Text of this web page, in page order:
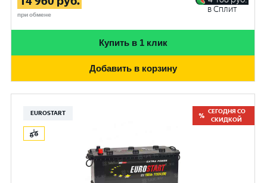
при обмене
в Сплит
Купить в 1 клик
Добавить в корзину
EUROSTART
СЕГОДНЯ СО
СКИДКОЙ